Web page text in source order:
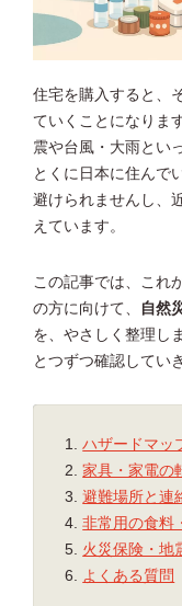
住宅を購入すると、
ていくことになりま
震や台風・大雨とい
とくに日本に住んで
避けられませんし、
えています。
この記事では、これ
の方に向けて、
自然
を、やさしく整理し
とつずつ確認してい
ハザードマッ
家具・家電の
避難場所と連
非常用の食料
火災保険・地
よくある質問